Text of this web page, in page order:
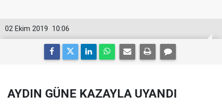
10:06
02 Ekim 2019
AYDIN GÜNE KAZAYLA UYANDI